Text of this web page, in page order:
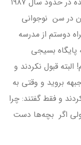
در سن نوجوانی
دوستم از مدرسه
پایگاه بسیجی
قبول نکردند و
بروید و وقتی به
و فقط گفتند: چرا
اگر بچه‌ها دست